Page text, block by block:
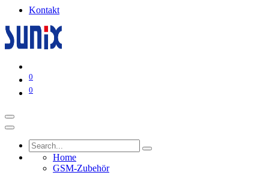
Kontakt
0
0
Home
GSM-Zubehör